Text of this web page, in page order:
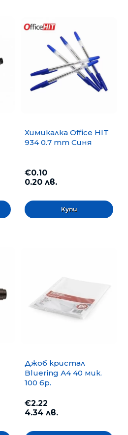
Химикалка Office HIT
934 0.7 mm Синя
€0.10
0.20 лв.
Джоб кристал
Bluering А4 40 мик.
100 бр.
€2.22
4.34 лв.